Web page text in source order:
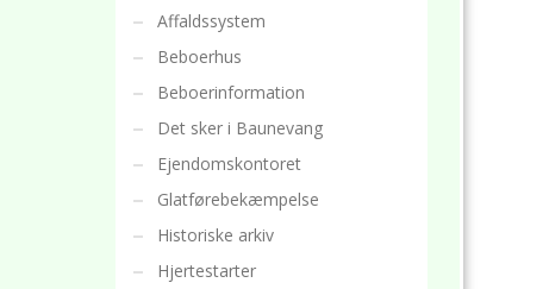
Affaldssystem
Beboerhus
Beboerinformation
Det sker i Baunevang
Ejendomskontoret
Glatførebekæmpelse
Historiske arkiv
Hjertestarter